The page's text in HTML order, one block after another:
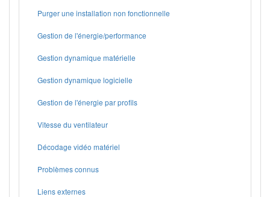
Purger une installation non fonctionnelle
Gestion de l'énergie/performance
Gestion dynamique matérielle
Gestion dynamique logicielle
Gestion de l'énergie par profils
Vitesse du ventilateur
Décodage vidéo matériel
Problèmes connus
Liens externes